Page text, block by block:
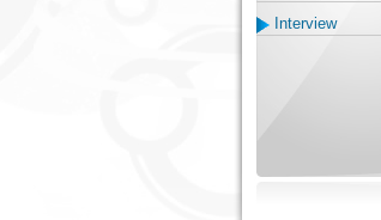
Interview